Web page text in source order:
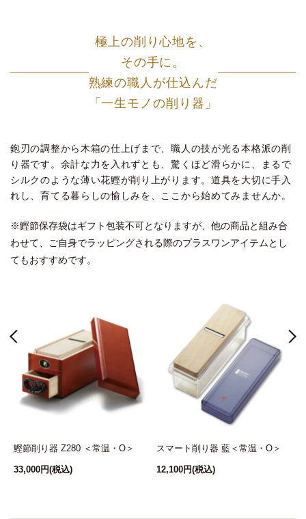
極上の削り心地を、
その手に。
熟練の職人が仕込んだ
「一生モノの削り器」
鉋刃の調整から木箱の仕上げまで、職人の技が光る本格派の削
り器です。余計な力を入れずとも、驚くほど滑らかに、まるで
シルクのような薄い花鰹が削り上がります。道具を大切に手入
れし、育てる暮らしの愉しみを、ここから始めてみませんか。
※鰹節保存袋はギフト包装不可となりますが、他の商品と組み合
わせて、ご自身でラッピングされる際のプラスワンアイテムとし
てもおすすめです。
鰹節削り器 Z280 ＜常温・O＞
33,000円(税込)
スマート削り器 藍＜常温・O＞
12,100円(税込)